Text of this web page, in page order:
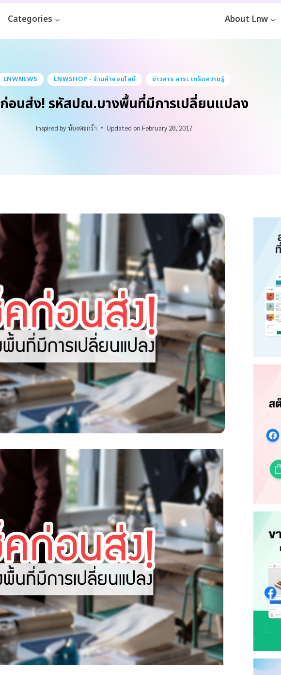
Categories About Lnw
LNWNEWS LNWSHOP - ร้านค้าออนไลน์ ข่าวสาร สาระ เกร็ดความรู้
อนส่ง! รหัสปณ.บางพื้นที่มีการเปลี่ยนแปลง
Inspired by น้องตะกร้า Updated on February 28, 2017